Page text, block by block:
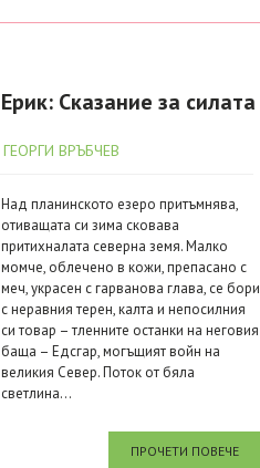
Ерик: Сказание за силата
ГЕОРГИ ВРЪБЧЕВ
Над планинското езеро притъмнява,
отиващата си зима сковава
притихналата северна земя. Малко
момче, облечено в кожи, препасано с
меч, украсен с гарванова глава, се бори
с неравния терен, калта и непосилния
си товар – тленните останки на неговия
баща – Едсгар, могъщият войн на
великия Север. Поток от бяла
светлина...
ПРОЧЕТИ ПОВЕЧЕ